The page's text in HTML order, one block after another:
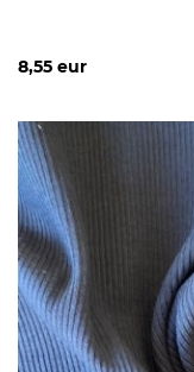
8,55 eur